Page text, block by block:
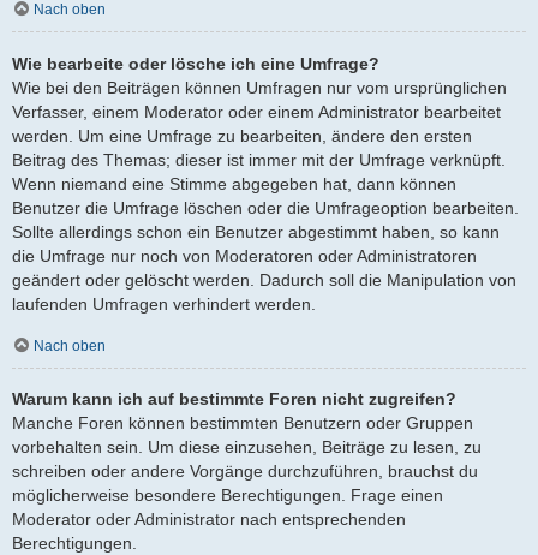
Nach oben
Wie bearbeite oder lösche ich eine Umfrage?
Wie bei den Beiträgen können Umfragen nur vom ursprünglichen
Verfasser, einem Moderator oder einem Administrator bearbeitet
werden. Um eine Umfrage zu bearbeiten, ändere den ersten
Beitrag des Themas; dieser ist immer mit der Umfrage verknüpft.
Wenn niemand eine Stimme abgegeben hat, dann können
Benutzer die Umfrage löschen oder die Umfrageoption bearbeiten.
Sollte allerdings schon ein Benutzer abgestimmt haben, so kann
die Umfrage nur noch von Moderatoren oder Administratoren
geändert oder gelöscht werden. Dadurch soll die Manipulation von
laufenden Umfragen verhindert werden.
Nach oben
Warum kann ich auf bestimmte Foren nicht zugreifen?
Manche Foren können bestimmten Benutzern oder Gruppen
vorbehalten sein. Um diese einzusehen, Beiträge zu lesen, zu
schreiben oder andere Vorgänge durchzuführen, brauchst du
möglicherweise besondere Berechtigungen. Frage einen
Moderator oder Administrator nach entsprechenden
Berechtigungen.